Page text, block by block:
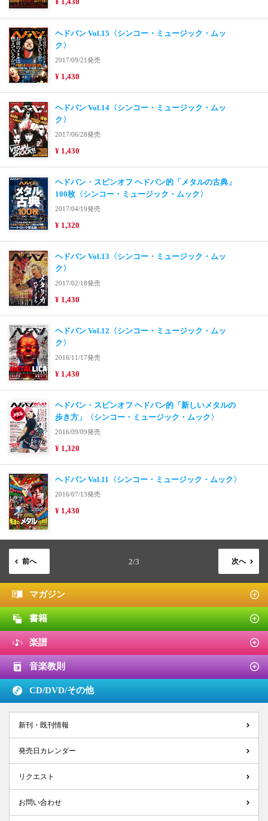
ヘドバン Vol.15〈シンコー・ミュージック・ムッ
ク〉
2017/09/21発売
¥ 1,430
ヘドバン Vol.14〈シンコー・ミュージック・ムッ
ク〉
2017/06/28発売
¥ 1,430
ヘドバン・スピンオフ ヘドバン的「メタルの古典」
100枚〈シンコー・ミュージック・ムック〉
2017/04/19発売
¥ 1,320
ヘドバン Vol.13〈シンコー・ミュージック・ムッ
ク〉
2017/02/18発売
¥ 1,430
ヘドバン Vol.12〈シンコー・ミュージック・ムッ
ク〉
2016/11/17発売
¥ 1,430
ヘドバン・スピンオフ ヘドバン的「新しいメタルの
歩き方」〈シンコー・ミュージック・ムック〉
2016/09/09発売
¥ 1,320
ヘドバン Vol.11〈シンコー・ミュージック・ムック〉
2016/07/13発売
¥ 1,430
前へ 2/3 次へ
マガジン
書籍
楽譜
音楽教則
CD/DVD/その他
新刊・既刊情報
発売日カレンダー
リクエスト
お問い合わせ